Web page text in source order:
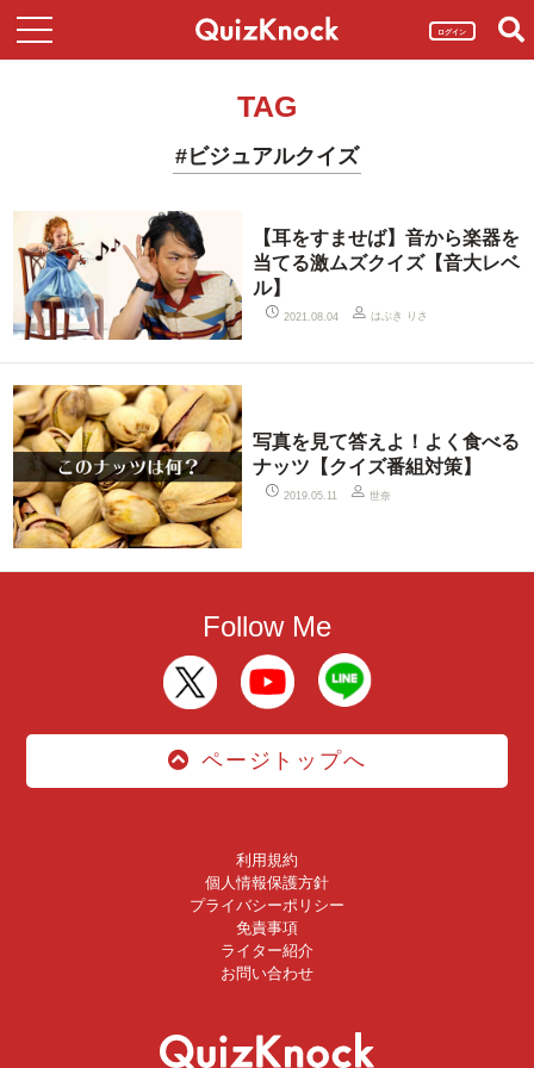
ログイン
TAG
#ビジュアルクイズ
【耳をすませば】音から楽器を
当てる激ムズクイズ【音大レベ
ル】
2021.08.04 はぶき りさ
写真を見て答えよ！よく食べる
ナッツ【クイズ番組対策】
2019.05.11 世奈
Follow Me
ページトップへ
利用規約
個人情報保護方針
プライバシーポリシー
免責事項
ライター紹介
お問い合わせ